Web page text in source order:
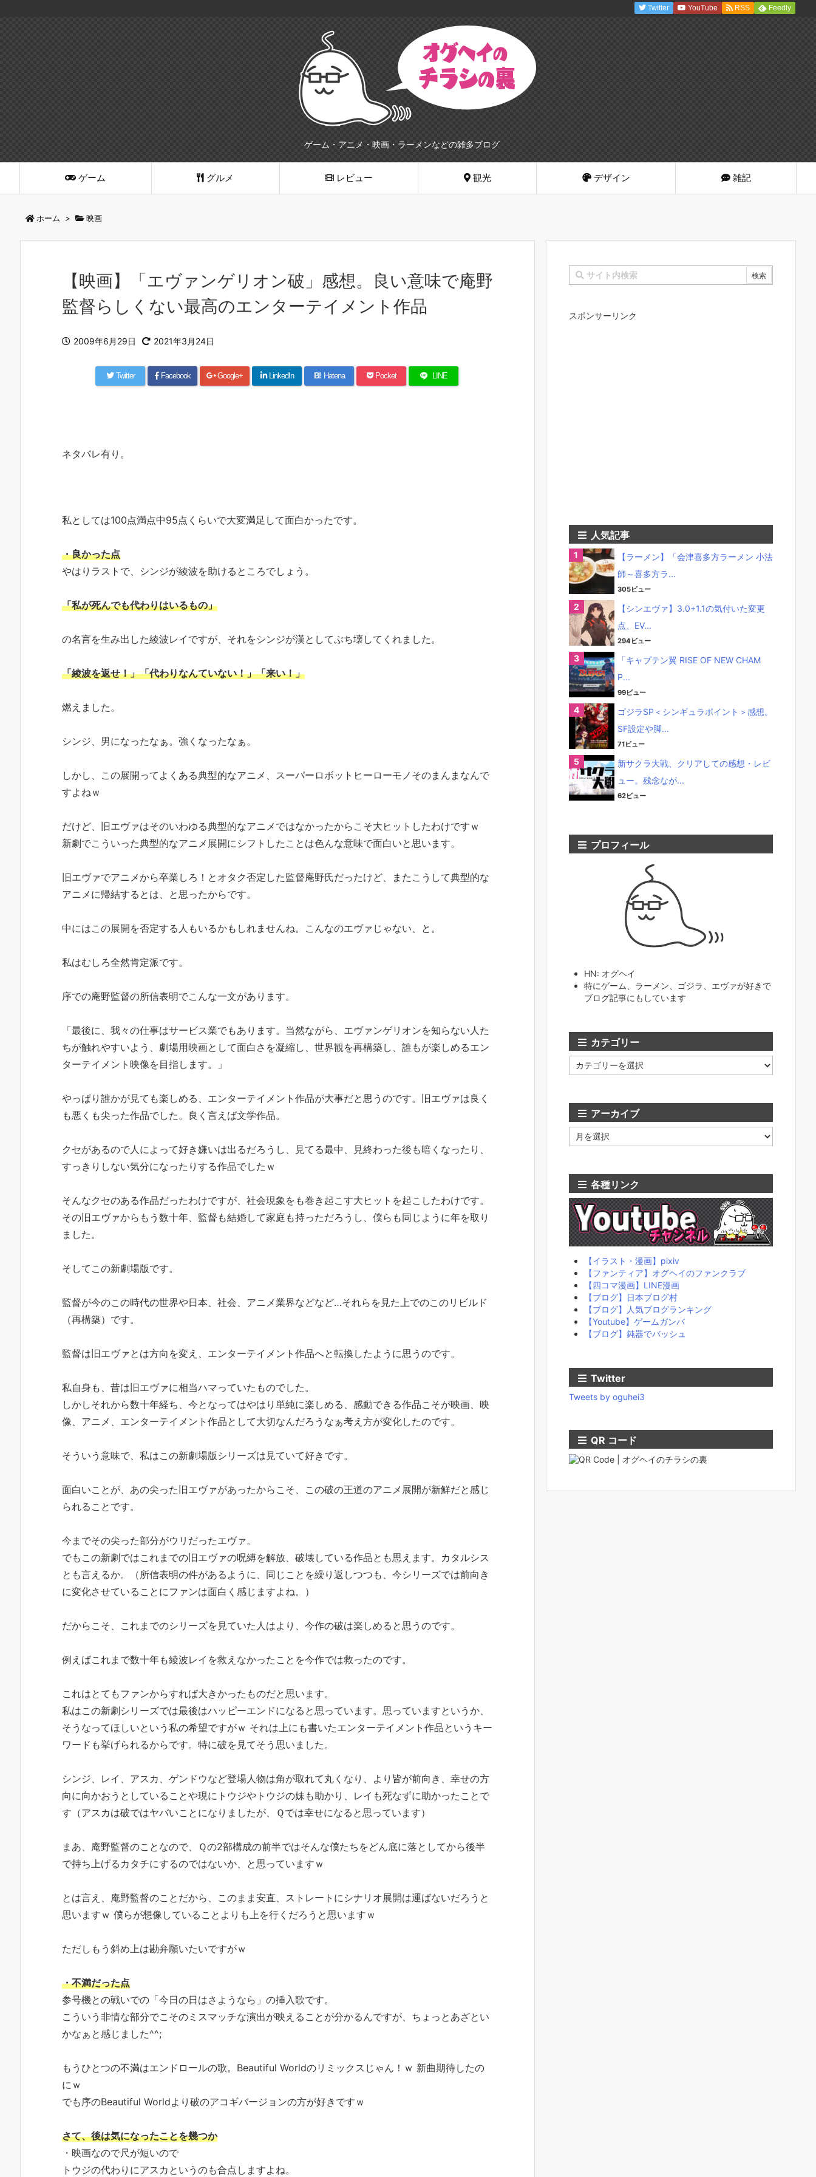
ゲーム・アニメ・映画・ラーメンなどの雑多ブログ
ゲーム グルメ レビュー 観光 デザイン 雑記
Twitter YouTube RSS Feedly
ホーム > 映画
【映画】「エヴァンゲリオン破」感想。良い意味で庵野
監督らしくない最高のエンターテイメント作品
2009年6月29日 2021年3月24日
Twitter Facebook Google+ LinkedIn B! Hatena Pocket LINE
ネタバレ有り。
私としては100点満点中95点くらいで大変満足して面白かったです。
・良かった点
やはりラストで、シンジが綾波を助けるところでしょう。
「私が死んでも代わりはいるもの」
の名言を生み出した綾波レイですが、それをシンジが漢としてぶち壊してくれました。
「綾波を返せ！」「代わりなんていない！」「来い！」
燃えました。
シンジ、男になったなぁ。強くなったなぁ。
しかし、この展開ってよくある典型的なアニメ、スーパーロボットヒーローモノそのまんまなんで
すよねｗ
だけど、旧エヴァはそのいわゆる典型的なアニメではなかったからこそ大ヒットしたわけですｗ
新劇でこういった典型的なアニメ展開にシフトしたことは色んな意味で面白いと思います。
旧エヴァでアニメから卒業しろ！とオタク否定した監督庵野氏だったけど、またこうして典型的な
アニメに帰結するとは、と思ったからです。
中にはこの展開を否定する人もいるかもしれませんね。こんなのエヴァじゃない、と。
私はむしろ全然肯定派です。
序での庵野監督の所信表明でこんな一文があります。
「最後に、我々の仕事はサービス業でもあります。当然ながら、エヴァンゲリオンを知らない人た
ちが触れやすいよう、劇場用映画として面白さを凝縮し、世界観を再構築し、誰もが楽しめるエン
ターテイメント映像を目指します。」
やっぱり誰かが見ても楽しめる、エンターテイメント作品が大事だと思うのです。旧エヴァは良く
も悪くも尖った作品でした。良く言えば文学作品。
クセがあるので人によって好き嫌いは出るだろうし、見てる最中、見終わった後も暗くなったり、
すっきりしない気分になったりする作品でしたｗ
そんなクセのある作品だったわけですが、社会現象をも巻き起こす大ヒットを起こしたわけです。
その旧エヴァからもう数十年、監督も結婚して家庭も持っただろうし、僕らも同じように年を取り
ました。
そしてこの新劇場版です。
監督が今のこの時代の世界や日本、社会、アニメ業界などなど…それらを見た上でのこのリビルド
（再構築）です。
監督は旧エヴァとは方向を変え、エンターテイメント作品へと転換したように思うのです。
私自身も、昔は旧エヴァに相当ハマっていたものでした。
しかしそれから数十年経ち、今となってはやはり単純に楽しめる、感動できる作品こそが映画、映
像、アニメ、エンターテイメント作品として大切なんだろうなぁ考え方が変化したのです。
そういう意味で、私はこの新劇場版シリーズは見ていて好きです。
面白いことが、あの尖った旧エヴァがあったからこそ、この破の王道のアニメ展開が新鮮だと感じ
られることです。
今までその尖った部分がウリだったエヴァ。
でもこの新劇ではこれまでの旧エヴァの呪縛を解放、破壊している作品とも思えます。カタルシス
とも言えるか。（所信表明の件があるように、同じことを繰り返しつつも、今シリーズでは前向き
に変化させていることにファンは面白く感じますよね。）
だからこそ、これまでのシリーズを見ていた人はより、今作の破は楽しめると思うのです。
例えばこれまで数十年も綾波レイを救えなかったことを今作では救ったのです。
これはとてもファンからすれば大きかったものだと思います。
私はこの新劇シリーズでは最後はハッピーエンドになると思っています。思っていますというか、
そうなってほしいという私の希望ですがｗ それは上にも書いたエンターテイメント作品というキー
ワードも挙げられるからです。特に破を見てそう思いました。
シンジ、レイ、アスカ、ゲンドウなど登場人物は角が取れて丸くなり、より皆が前向き、幸せの方
向に向かおうとしていることや現にトウジやトウジの妹も助かり、レイも死なずに助かったことで
す（アスカは破ではヤバいことになりましたが、Ｑでは幸せになると思っています）
まあ、庵野監督のことなので、Ｑの2部構成の前半ではそんな僕たちをどん底に落としてから後半
で持ち上げるカタチにするのではないか、と思っていますｗ
とは言え、庵野監督のことだから、このまま安直、ストレートにシナリオ展開は運ばないだろうと
思いますｗ 僕らが想像していることよりも上を行くだろうと思いますｗ
ただしもう斜め上は勘弁願いたいですがｗ
・不満だった点
参号機との戦いでの「今日の日はさようなら」の挿入歌です。
こういう非情な部分でこそのミスマッチな演出が映えることが分かるんですが、ちょっとあざとい
かなぁと感じました^^;
もうひとつの不満はエンドロールの歌。Beautiful Worldのリミックスじゃん！ｗ 新曲期待したの
にｗ
でも序のBeautiful Worldより破のアコギバージョンの方が好きですｗ
さて、後は気になったことを幾つか
・映画なので尺が短いので
トウジの代わりにアスカというのも合点しますよね。
スポンサーリンク
人気記事
【ラーメン】「会津喜多方ラーメン 小法
師～喜多方ラ...
305ビュー
【シンエヴァ】3.0+1.1の気付いた変更
点、EV...
294ビュー
「キャプテン翼 RISE OF NEW CHAM
P...
99ビュー
ゴジラSP＜シンギュラポイント＞感想。
SF設定や脚...
71ビュー
新サクラ大戦、クリアしての感想・レビ
ュー。残念なが...
62ビュー
プロフィール
HN: オグヘイ
特にゲーム、ラーメン、ゴジラ、エヴァが好きで
ブログ記事にもしています
カテゴリー
テ
アーカイブ
ー
各種リンク
【イラスト・漫画】pixiv
【ファンティア】オグヘイのファンクラブ
【四コマ漫画】LINE漫画
【ブログ】日本ブログ村
【ブログ】人気ブログランキング
【Youtube】ゲームガンバ
【ブログ】鈍器でバッシュ
Twitter
Tweets by oguhei3
QR コード